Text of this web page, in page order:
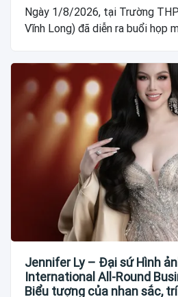
Ngày 1/8/2026, tại Trường
Vĩnh Long) đã diễn ra buổi họp
Jennifer Ly – Đại sứ Hình
International All-Round
Biểu tượng của nhan sắc,